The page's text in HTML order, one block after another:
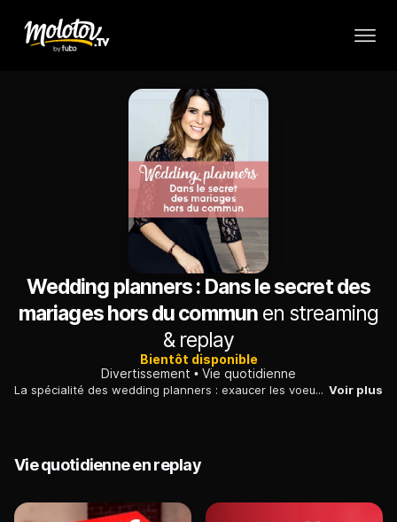
Wedding planners : Dans le secret des
mariages hors du communen streaming
& replay
Bientôt disponible
Divertissement
Vie quotidienne
La spécialité des wedding planners : exaucer les voeux des futurs mariés pour créer un événement sur-mesure, qu'il s'agisse d'un mariage classique ou atypique. Voir plus
Vie quotidienne en replay